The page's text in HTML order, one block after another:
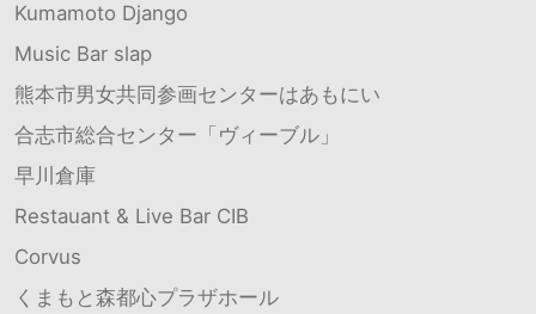
Kumamoto Django
Music Bar slap
熊本市男女共同参画センターはあもにい
合志市総合センター「ヴィーブル」
早川倉庫
Restauant & Live Bar CIB
Corvus
くまもと森都心プラザホール